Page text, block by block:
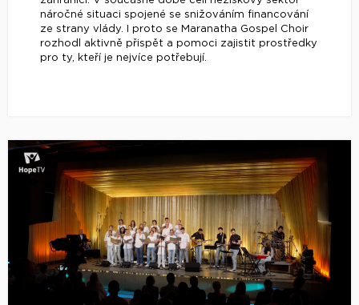
náročné situaci spojené se snižováním financování
ze strany vlády. I proto se Maranatha Gospel Choir
rozhodl aktivně přispět a pomoci zajistit prostředky
pro ty, kteří je nejvíce potřebují.